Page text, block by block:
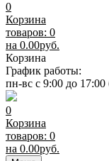
0
Корзина
товаров: 0
на 0.00руб.
Корзина
График работы:
пн-вс с 9:00 до 17:00
0
Корзина
товаров: 0
на 0.00руб.